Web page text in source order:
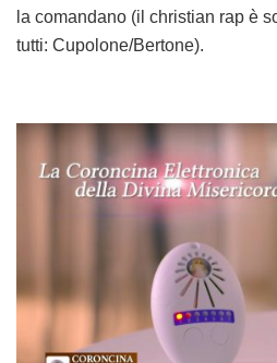
la comandano (il christian rap è
tutti: Cupolone/Bertone).